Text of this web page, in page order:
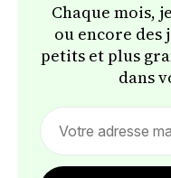
Chaque mois,
ou encore des
petits et plus
dans